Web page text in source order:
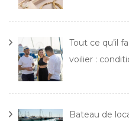
Tout ce qu’il
voilier :
Bateau de